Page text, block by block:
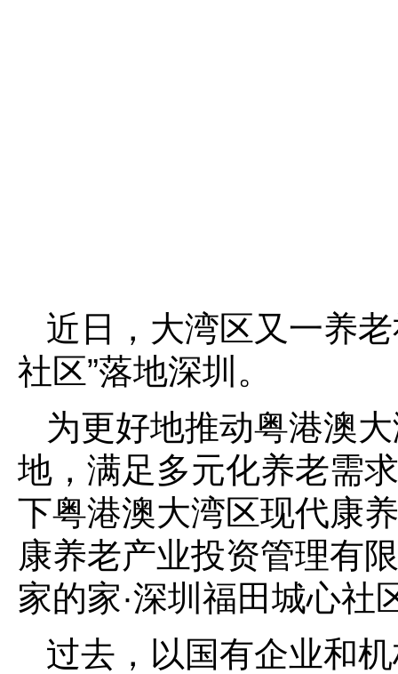
近日，大湾区又一养
社区”落地深圳。
为更好地推动粤港澳
地，满足多元化养老需
下粤港澳大湾区现代康
康养老产业投资管理有
家的家·深圳福田城心社
过去，以国有企业和